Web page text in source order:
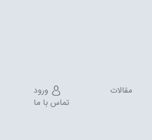
ورود
مقالات
تماس با ما